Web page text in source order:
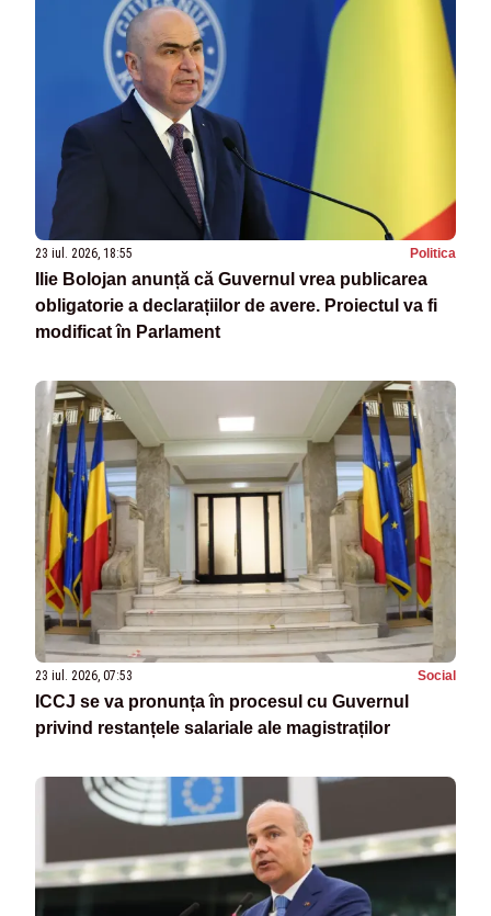
23 iul. 2026, 18:55 Politica
Ilie Bolojan anunță că Guvernul vrea publicarea
obligatorie a declarațiilor de avere. Proiectul va fi
modificat în Parlament
23 iul. 2026, 07:53 Social
ICCJ se va pronunța în procesul cu Guvernul
privind restanțele salariale ale magistraților